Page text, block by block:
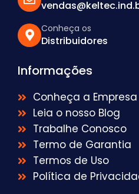
Conheça os
Distribuidores
Informações
Conheça a Empresa
Leia o nosso Blog
Trabalhe Conosco
Termo de Garantia
Termos de Uso
Política de